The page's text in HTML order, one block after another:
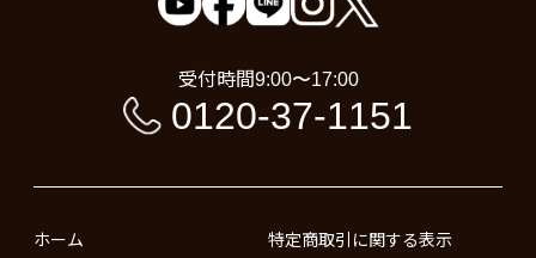
受付時間9:00〜17:00
0120-37-1151
ホーム 特定商取引に関する表示